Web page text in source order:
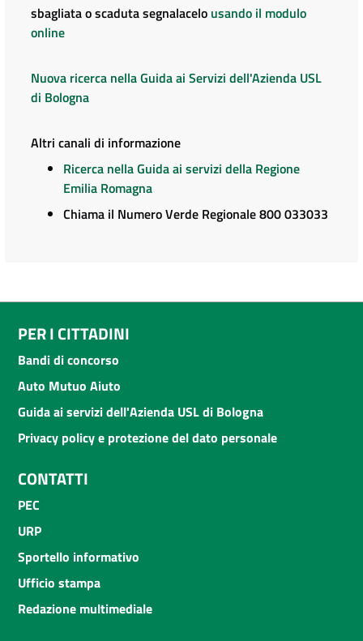
sbagliata o scaduta segnalacelo usando il modulo
online
Nuova ricerca nella Guida ai Servizi dell'Azienda USL
di Bologna
Altri canali di informazione
Ricerca nella Guida ai servizi della Regione
Emilia Romagna
Chiama il Numero Verde Regionale 800 033033
PER I CITTADINI
Bandi di concorso
Auto Mutuo Aiuto
Guida ai servizi dell'Azienda USL di Bologna
Privacy policy e protezione del dato personale
CONTATTI
PEC
URP
Sportello informativo
Ufficio stampa
Redazione multimediale